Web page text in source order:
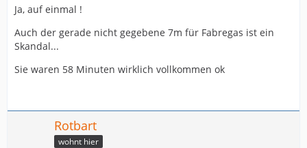
Ja, auf einmal !
Auch der gerade nicht gegebene 7m für Fabregas ist ein
Skandal...
Sie waren 58 Minuten wirklich vollkommen ok
Rotbart
wohnt hier